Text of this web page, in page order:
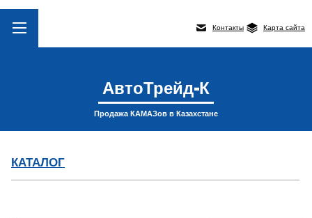
Контакты Карта сайта
АвтоТрейд-К
Продажа КАМАЗов в Казахстане
КАТАЛОГ